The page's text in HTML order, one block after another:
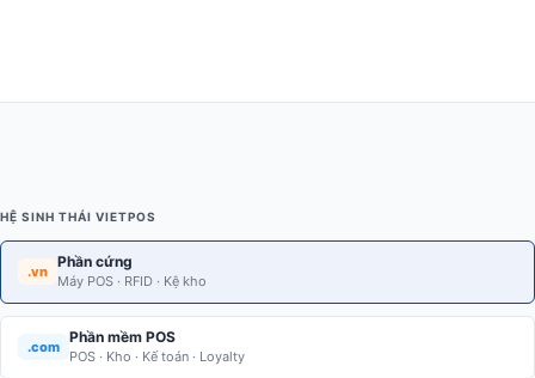
HỆ SINH THÁI VIETPOS
.vn
Phần cứng
Máy POS · RFID · Kệ kho
.com
Phần mềm POS
POS · Kho · Kế toán · Loyalty